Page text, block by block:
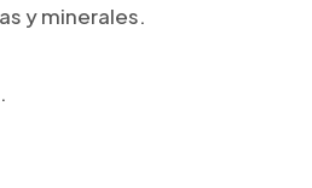
y minerales.